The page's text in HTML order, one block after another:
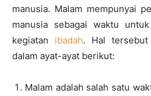
manusia. Malam mempunyai
manusia sebagai waktu
kegiatan ibadah. Hal
dalam ayat-ayat berikut:
Malam adalah salah satu